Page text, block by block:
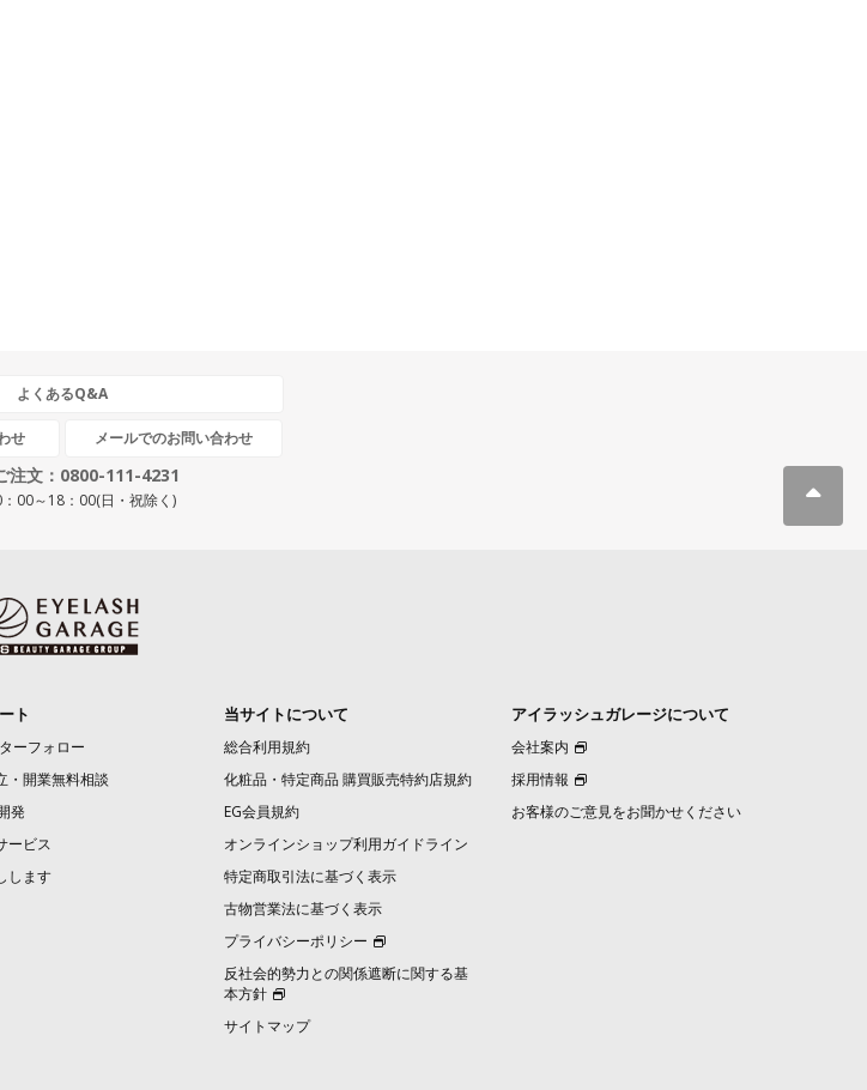
よくあるQ&A
せ メールでのお問い合わせ
注文：0800-111-4231
00～18：00(日・祝除く)
ト
ーフォロー
・開業無料相談
発
ービス
します
当サイトについて
総合利用規約
化粧品・特定商品 購買販売特約店規約
EG会員規約
オンラインショップ利用ガイドライン
特定商取引法に基づく表示
古物営業法に基づく表示
プライバシーポリシー
反社会的勢力との関係遮断に関する基
本方針
サイトマップ
アイラッシュガレージについて
会社案内
採用情報
お客様のご意見をお聞かせください